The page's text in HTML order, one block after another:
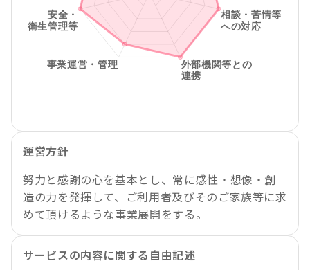
運営方針
努力と感謝の心を基本とし、常に感性・想像・創
造の力を発揮して、ご利用者及びそのご家族等に求
めて頂けるような事業展開をする。
サービスの内容に関する自由記述